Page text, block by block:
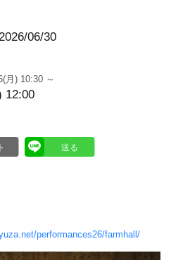
06/30
月) 10:30 ～
12:00
performances26/farmhall/